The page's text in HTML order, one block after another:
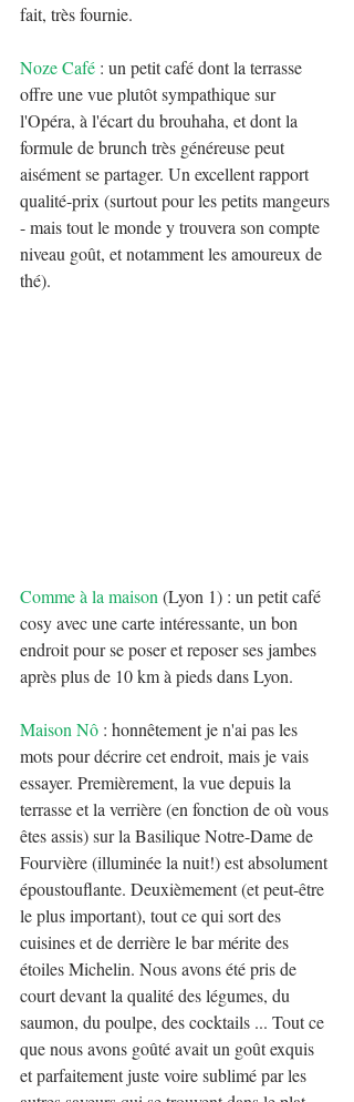
fait, très fournie.
Noze Café : un petit café dont la terrasse
offre une vue plutôt sympathique sur
l'Opéra, à l'écart du brouhaha, et dont la
formule de brunch très généreuse peut
aisément se partager. Un excellent rapport
qualité-prix (surtout pour les petits mangeurs
- mais tout le monde y trouvera son compte
niveau goût, et notamment les amoureux de
thé).
Comme à la maison (Lyon 1) : un petit café
cosy avec une carte intéressante, un bon
endroit pour se poser et reposer ses jambes
après plus de 10 km à pieds dans Lyon.
Maison Nô : honnêtement je n'ai pas les
mots pour décrire cet endroit, mais je vais
essayer. Premièrement, la vue depuis la
terrasse et la verrière (en fonction de où vous
êtes assis) sur la Basilique Notre-Dame de
Fourvière (illuminée la nuit!) est absolument
époustouflante. Deuxièmement (et peut-être
le plus important), tout ce qui sort des
cuisines et de derrière le bar mérite des
étoiles Michelin. Nous avons été pris de
court devant la qualité des légumes, du
saumon, du poulpe, des cocktails ... Tout ce
que nous avons goûté avait un goût exquis
et parfaitement juste voire sublimé par les